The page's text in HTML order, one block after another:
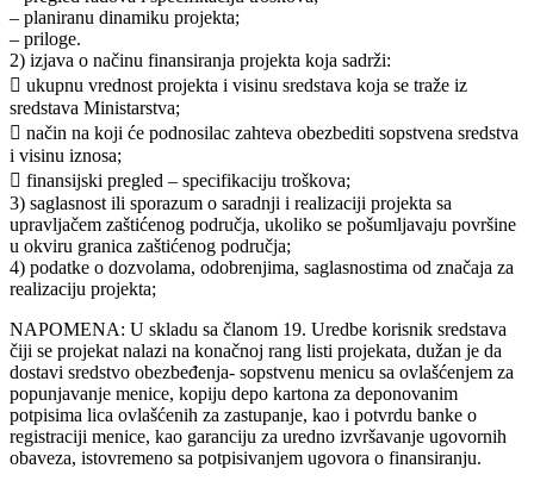
– planiranu dinamiku projekta;
– priloge.
2) izjava o načinu finansiranja projekta koja sadrži:
 ukupnu vrednost projekta i visinu sredstava koja se traže iz
sredstava Ministarstva;
 način na koji će podnosilac zahteva obezbediti sopstvena sredstva
i visinu iznosa;
 finansijski pregled – specifikaciju troškova;
3) saglasnost ili sporazum o saradnji i realizaciji projekta sa
upravljačem zaštićenog područja, ukoliko se pošumljavaju površine
u okviru granica zaštićenog područja;
4) podatke o dozvolama, odobrenjima, saglasnostima od značaja za
realizaciju projekta;
NAPOMENA: U skladu sa članom 19. Uredbe korisnik sredstava
čiji se projekat nalazi na konačnoj rang listi projekata, dužan je da
dostavi sredstvo obezbeđenja- sopstvenu menicu sa ovlašćenjem za
popunjavanje menice, kopiju depo kartona za deponovanim
potpisima lica ovlašćenih za zastupanje, kao i potvrdu banke o
registraciji menice, kao garanciju za uredno izvršavanje ugovornih
obaveza, istovremeno sa potpisivanjem ugovora o finansiranju.